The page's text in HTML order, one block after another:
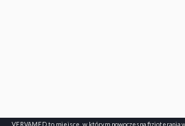
VERVAMED to miejsce, w którym nowoczesna fizjoterapia